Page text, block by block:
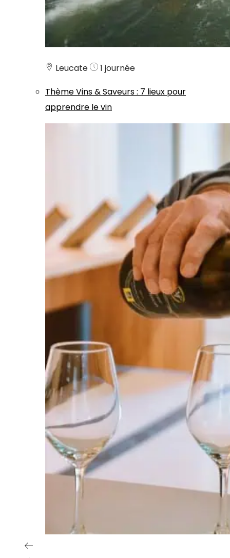
Leucate
1 journée
ThèmeVins & Saveurs: 7 lieux pour
apprendre le vin